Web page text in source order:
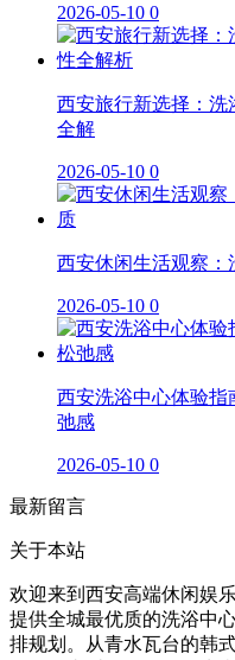
2026-05-10 0
西安旅行新选择：洗
全解
2026-05-10 0
西安休闲生活观察
2026-05-10 0
西安洗浴中心体验指
弛感
2026-05-10 0
最新留言
关于本站
欢迎来到西安高端休闲娱
提供全城最优质的洗浴中
排规划。从青水瓦台的韩